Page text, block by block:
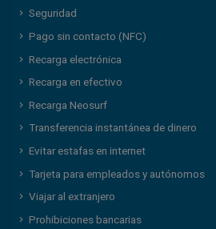
Seguridad
Pago sin contacto (NFC)
Recarga electrónica
Recarga en efectivo
Recarga Neosurf
Transferencia instantánea de dinero
Evitar estafas en internet
Tarjeta para empleados y autónomos
Viajar al extranjero
Prohibiciones bancarias